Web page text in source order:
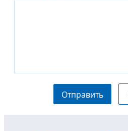
Отправить